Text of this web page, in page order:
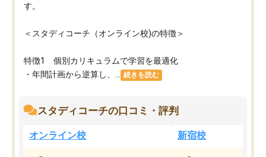
す。
＜スタディコーチ（オンライン校)の特徴＞
特徴1 個別カリキュラムで学習を最適化
・年間計画から逆算し、...
続きを読む
スタディコーチの口コミ・評判
オンライン校 新宿校